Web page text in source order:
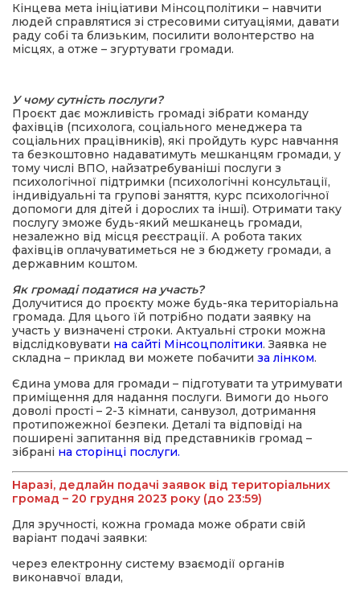
Кінцева мета ініціативи Мінсоцполітики – навчити
людей справлятися зі стресовими ситуаціями, давати
раду собі та близьким, посилити волонтерство на
місцях, а отже – згуртувати громади.
У чому сутність послуги?
Проєкт дає можливість громаді зібрати команду
фахівців (психолога, соціального менеджера та
соціальних працівників), які пройдуть курс навчання
та безкоштовно надаватимуть мешканцям громади, у
тому числі ВПО, найзатребуваніші послуги з
психологічної підтримки (психологічні консультації,
індивідуальні та групові заняття, курс психологічної
допомоги для дітей і дорослих та інші). Отримати таку
послугу зможе будь-який мешканець громади,
незалежно від місця реєстрації. А робота таких
фахівців оплачуватиметься не з бюджету громади, а
державним коштом.
Як громаді податися на участь?
Долучитися до проєкту може будь-яка територіальна
громада. Для цього їй потрібно подати заявку на
участь у визначені строки. Актуальні строки можна
відслідковувати на сайті Мінсоцполітики. Заявка не
складна – приклад ви можете побачити за лінком.
Єдина умова для громади – підготувати та утримувати
приміщення для надання послуги. Вимоги до нього
доволі прості – 2-3 кімнати, санвузол, дотримання
протипожежної безпеки. Деталі та відповіді на
поширені запитання від представників громад –
зібрані на сторінці послуги.
Наразі, дедлайн подачі заявок від територіальних
громад – 20 грудня 2023 року (до 23:59)
Для зручності, кожна громада може обрати свій
варіант подачі заявки:
через електронну систему взаємодії органів
виконавчої влади,